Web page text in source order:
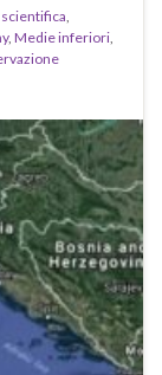
,
, Medie inferiori,